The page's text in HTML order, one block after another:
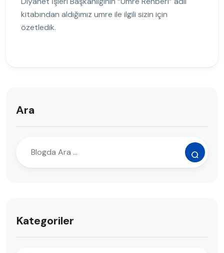
kitabından aldığımız umre ile ilgili sizin için
özetledik.
Ara
Kategoriler